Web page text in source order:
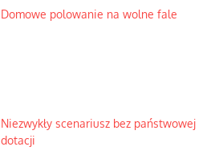
Domowe polowanie na wolne fale
Niezwykły scenariusz bez państwowej
dotacji